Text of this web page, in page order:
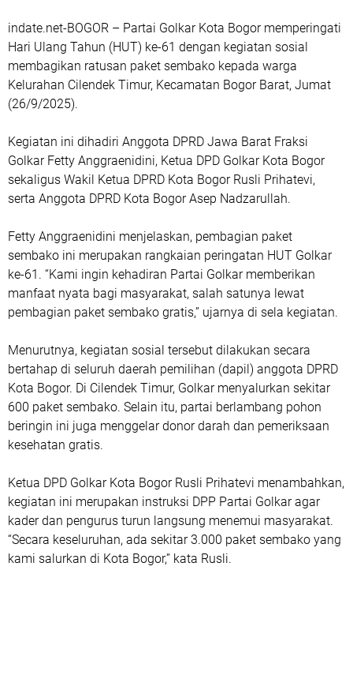
indate.net-BOGOR – Partai Golkar Kota Bogor memperingati
Hari Ulang Tahun (HUT) ke-61 dengan kegiatan sosial
membagikan ratusan paket sembako kepada warga
Kelurahan Cilendek Timur, Kecamatan Bogor Barat, Jumat
(26/9/2025).
Kegiatan ini dihadiri Anggota DPRD Jawa Barat Fraksi
Golkar Fetty Anggraenidini, Ketua DPD Golkar Kota Bogor
sekaligus Wakil Ketua DPRD Kota Bogor Rusli Prihatevi,
serta Anggota DPRD Kota Bogor Asep Nadzarullah.
Fetty Anggraenidini menjelaskan, pembagian paket
sembako ini merupakan rangkaian peringatan HUT Golkar
ke-61. “Kami ingin kehadiran Partai Golkar memberikan
manfaat nyata bagi masyarakat, salah satunya lewat
pembagian paket sembako gratis,” ujarnya di sela kegiatan.
Menurutnya, kegiatan sosial tersebut dilakukan secara
bertahap di seluruh daerah pemilihan (dapil) anggota DPRD
Kota Bogor. Di Cilendek Timur, Golkar menyalurkan sekitar
600 paket sembako. Selain itu, partai berlambang pohon
beringin ini juga menggelar donor darah dan pemeriksaan
kesehatan gratis.
Ketua DPD Golkar Kota Bogor Rusli Prihatevi menambahkan,
kegiatan ini merupakan instruksi DPP Partai Golkar agar
kader dan pengurus turun langsung menemui masyarakat.
“Secara keseluruhan, ada sekitar 3.000 paket sembako yang
kami salurkan di Kota Bogor,” kata Rusli.